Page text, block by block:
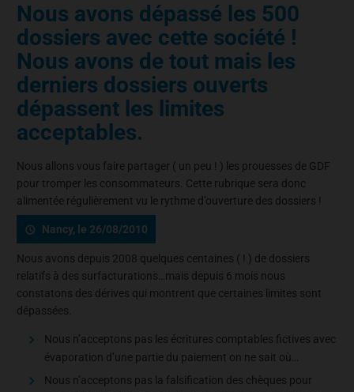
Nous avons dépassé les 500
dossiers avec cette société !
Nous avons de tout mais les
derniers dossiers ouverts
dépassent les limites
acceptables.
Nous allons vous faire partager ( un peu ! ) les prouesses de GDF
pour tromper les consommateurs. Cette rubrique sera donc
alimentée régulièrement vu le rythme d’ouverture des dossiers !
Nancy, le 26/08/2010
Nous avons depuis 2008 quelques centaines ( ! ) de dossiers
relatifs à des surfacturations…mais depuis 6 mois nous
constatons des dérives qui montrent que certaines limites sont
dépassées.
Nous n’acceptons pas les écritures comptables fictives avec
évaporation d’une partie du paiement on ne sait où…
Nous n’acceptons pas la falsification des chèques pour